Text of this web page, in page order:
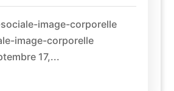
image-corporelle
image-corporelle
17,...